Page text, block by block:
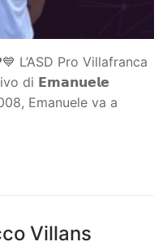
Pro Villafranca
di 𝗘𝗺𝗮𝗻𝘂𝗲𝗹𝗲
Emanuele va a
Villans